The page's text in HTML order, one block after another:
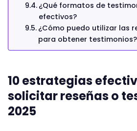
¿Qué formatos de
efectivos?
¿Cómo puedo utilizar las
para obtener testimonios?
10 estrategias
solicitar reseñas o
2025